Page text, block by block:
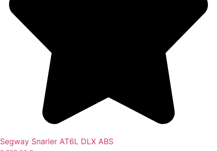
Segway Snarler AT6L DLX ABS